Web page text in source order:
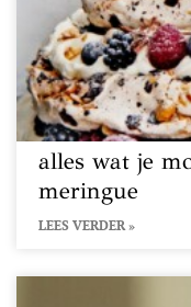
alles wat je
meringue
LEES VERDER »